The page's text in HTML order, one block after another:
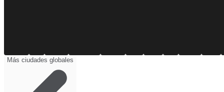
Más ciudades globales